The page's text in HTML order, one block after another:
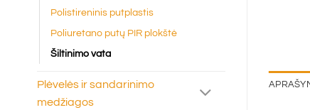
Polistireninis putplastis
Poliuretano putų PIR plokštė
Šiltinimo vata
Plėvelės ir sandarinimo
medžiagos